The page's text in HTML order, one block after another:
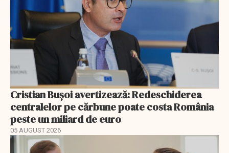
Cristian Bușoi avertizează: Redeschiderea
centralelor pe cărbune poate costa România
peste un miliard de euro
05 AUGUST 2026